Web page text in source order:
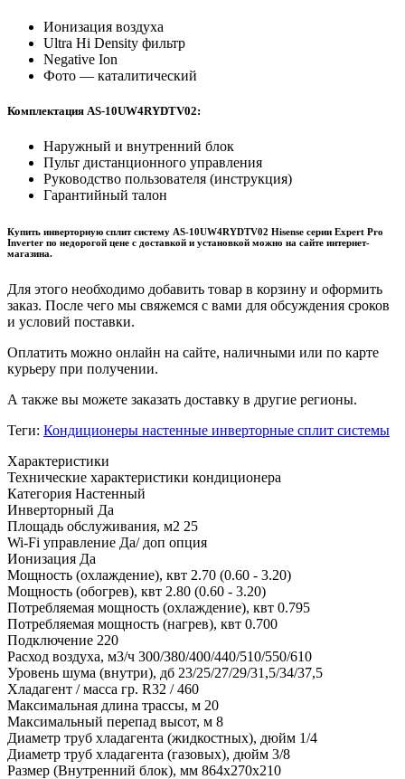
Ионизация воздуха
Ultra Hi Density фильтр
Negative Ion
Фото — каталитический
Комплектация AS-10UW4RYDTV02:
Наружный и внутренний блок
Пульт дистанционного управления
Руководство пользователя (инструкция)
Гарантийный талон
Купить инверторную сплит систему AS-10UW4RYDTV02 Hisense серии Expert Pro
Inverter по недорогой цене с доставкой и установкой можно на сайте интернет-
магазина.
Для этого необходимо добавить товар в корзину и оформить
заказ. После чего мы свяжемся с вами для обсуждения сроков
и условий поставки.
Оплатить можно онлайн на сайте, наличными или по карте
курьеру при получении.
А также вы можете заказать доставку в другие регионы.
Теги: Кондиционеры настенные инверторные сплит системы
Характеристики
Технические характеристики кондиционера
Категория Настенный
Инверторный Да
Площадь обслуживания, м2 25
Wi-Fi управление Да/ доп опция
Ионизация Да
Мощность (охлаждение), квт 2.70 (0.60 - 3.20)
Мощность (обогрев), квт 2.80 (0.60 - 3.20)
Потребляемая мощность (охлаждение), квт 0.795
Потребляемая мощность (нагрев), квт 0.700
Подключение 220
Расход воздуха, м3/ч 300/380/400/440/510/550/610
Уровень шума (внутри), дб 23/25/27/29/31,5/34/37,5
Хладагент / масса гр. R32 / 460
Максимальная длина трассы, м 20
Максимальный перепад высот, м 8
Диаметр труб хладагента (жидкостных), дюйм 1/4
Диаметр труб хладагента (газовых), дюйм 3/8
Размер (Внутренний блок), мм 864x270x210